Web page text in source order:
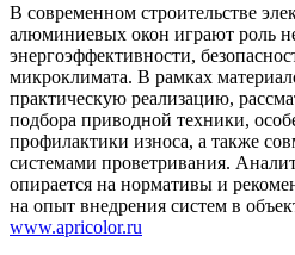
В современном строительстве
алюминиевых окон играют роль
энергоэффективности,
микроклимата. В рамках
практическую реализацию,
подбора приводной техники,
профилактики износа, а также
системами проветривания.
опирается на нормативы и
на опыт внедрения систем в
www.apricolor.ru